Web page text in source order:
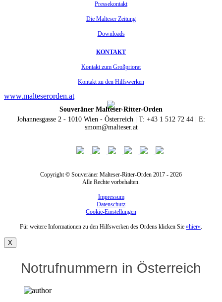
Pressekontakt
Die Malteser Zeitung
Downloads
KONTAKT
Kontakt zum Großpriorat
Kontakt zu den Hilfswerken
www.malteserorden.at
Souveräner Malteser-Ritter-Orden
Johannesgasse 2 - 1010 Wien - Österreich | T: +43 1 512 72 44 | E:
smom@malteser.at
Copyright © Souveräner Malteser-Ritter-Orden 2017 - 2026
Alle Rechte vorbehalten.
Impressum
Datenschutz
Cookie-Einstellungen
Für weitere Informationen zu den Hilfswerken des Ordens klicken Sie »hier«.
X
Notrufnummern in Österreich